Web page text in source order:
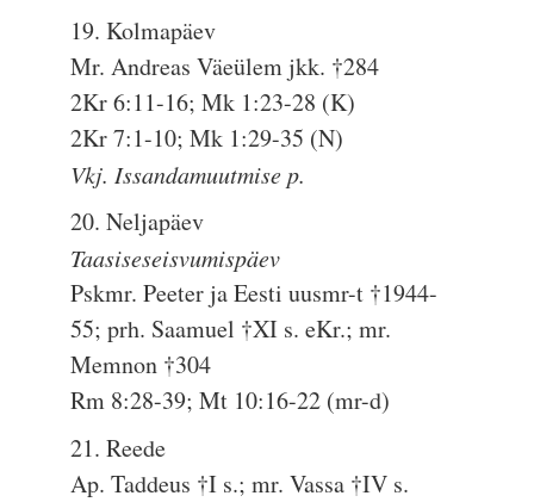
19. Kolmapäev
Mr. Andreas Väeülem jkk. †284
2Kr 6:11-16; Mk 1:23-28 (K)
2Kr 7:1-10; Mk 1:29-35 (N)
Vkj. Issandamuutmise p.
20. Neljapäev
Taasiseseisvumispäev
Pskmr. Peeter ja Eesti uusmr-t †1944-
55; prh. Saamuel †XI s. eKr.; mr.
Memnon †304
Rm 8:28-39; Mt 10:16-22 (mr-d)
21. Reede
Ap. Taddeus †I s.; mr. Vassa †IV s.